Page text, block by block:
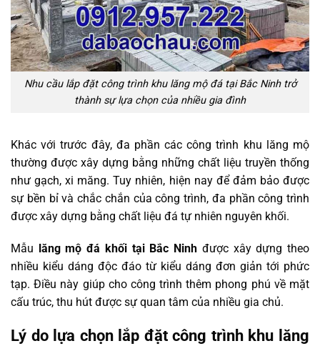
Nhu cầu lắp đặt công trình khu lăng mộ đá tại Bắc Ninh trở
thành sự lựa chọn của nhiều gia đình
Khác với trước đây, đa phần các công trình khu lăng mộ
thường được xây dựng bằng những chất liệu truyền thống
như gạch, xi măng. Tuy nhiên, hiện nay để đảm bảo được
sự bền bỉ và chắc chắn của công trình, đa phần công trình
được xây dựng bằng chất liệu đá tự nhiên nguyên khối.
Mẫu lăng mộ đá khối tại Bắc Ninh được xây dựng theo
nhiều kiểu dáng độc đáo từ kiểu dáng đơn giản tới phức
tạp. Điều này giúp cho công trình thêm phong phú về mặt
cấu trúc, thu hút được sự quan tâm của nhiều gia chủ.
Lý do lựa chọn lắp đặt công trình khu lăng